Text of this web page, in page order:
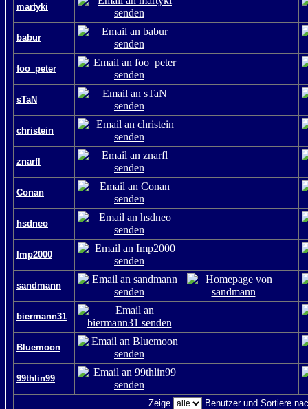
martyki
babur
foo_peter
sTaN
christein
znarfl
Conan
hsdneo
Imp2000
sandmann
biermann31
Bluemoon
99thlin99
Zeige Benutzer und Sortiere